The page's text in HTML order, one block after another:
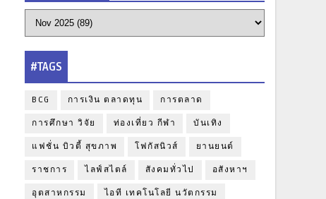
#TAGS
BCG การเงิน ตลาดทุน การตลาด
การศึกษา วิจัย ท่องเที่ยว กีฬา บันเทิง
แฟชั่น บิวตี้ สุขภาพ โฟกัสนิวส์ ยานยนต์
ราชการ ไลฟ์สไตล์ สังคมทั่วไป อสังหาฯ
อุตสาหกรรม ไอที เทคโนโลยี นวัตกรรม